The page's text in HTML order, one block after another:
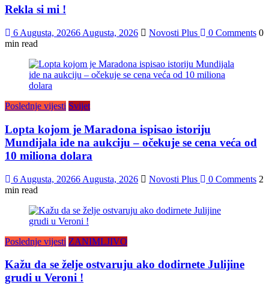
Rekla si mi !
6 Augusta, 20266 Augusta, 2026 Novosti Plus 0 Comments 0
min read
Poslednje vijesti Svijet
Lopta kojom je Maradona ispisao istoriju
Mundijala ide na aukciju – očekuje se cena veća od
10 miliona dolara
6 Augusta, 20266 Augusta, 2026 Novosti Plus 0 Comments 2
min read
Poslednje vijesti ZANIMLJIVO
Kažu da se želje ostvaruju ako dodirnete Julijine
grudi u Veroni !